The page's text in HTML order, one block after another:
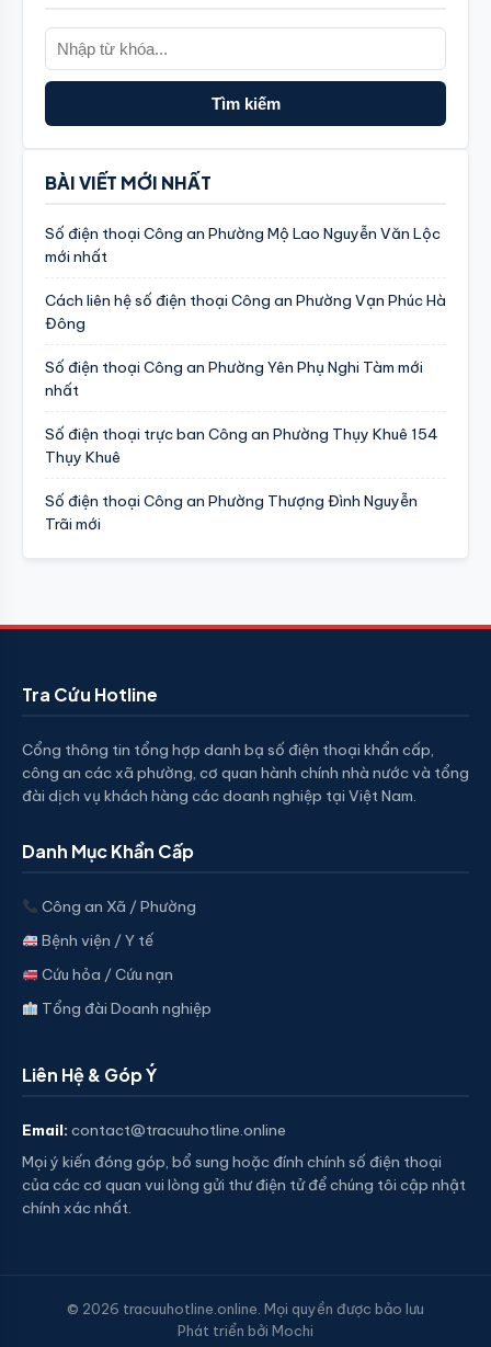
Tìm kiếm
BÀI VIẾT MỚI NHẤT
Số điện thoại Công an Phường Mộ Lao Nguyễn Văn Lộc
mới nhất
Cách liên hệ số điện thoại Công an Phường Vạn Phúc Hà
Đông
Số điện thoại Công an Phường Yên Phụ Nghi Tàm mới
nhất
Số điện thoại trực ban Công an Phường Thụy Khuê 154
Thụy Khuê
Số điện thoại Công an Phường Thượng Đình Nguyễn
Trãi mới
Tra Cứu Hotline
Cổng thông tin tổng hợp danh bạ số điện thoại khẩn cấp,
công an các xã phường, cơ quan hành chính nhà nước và tổng
đài dịch vụ khách hàng các doanh nghiệp tại Việt Nam.
Danh Mục Khẩn Cấp
Công an Xã / Phường
Bệnh viện / Y tế
Cứu hỏa / Cứu nạn
Tổng đài Doanh nghiệp
Liên Hệ & Góp Ý
Email: contact@tracuuhotline.online
Mọi ý kiến đóng góp, bổ sung hoặc đính chính số điện thoại
của các cơ quan vui lòng gửi thư điện tử để chúng tôi cập nhật
chính xác nhất.
© 2026 tracuuhotline.online. Mọi quyền được bảo lưu
Phát triển bởi Mochi